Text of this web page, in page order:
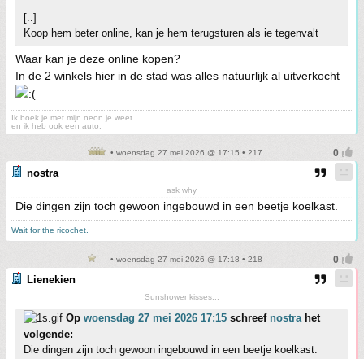
[..]
Koop hem beter online, kan je hem terugsturen als ie tegenvalt
Waar kan je deze online kopen?
In de 2 winkels hier in de stad was alles natuurlijk al uitverkocht
Ik boek je met mijn neon je weet.
en ik heb ook een auto.
• woensdag 27 mei 2026 @ 17:15 • 217
nostra
ask why
Die dingen zijn toch gewoon ingebouwd in een beetje koelkast.
Wait for the ricochet.
• woensdag 27 mei 2026 @ 17:18 • 218
Lienekien
Sunshower kisses...
Op woensdag 27 mei 2026 17:15 schreef nostra het
volgende:
Die dingen zijn toch gewoon ingebouwd in een beetje koelkast.